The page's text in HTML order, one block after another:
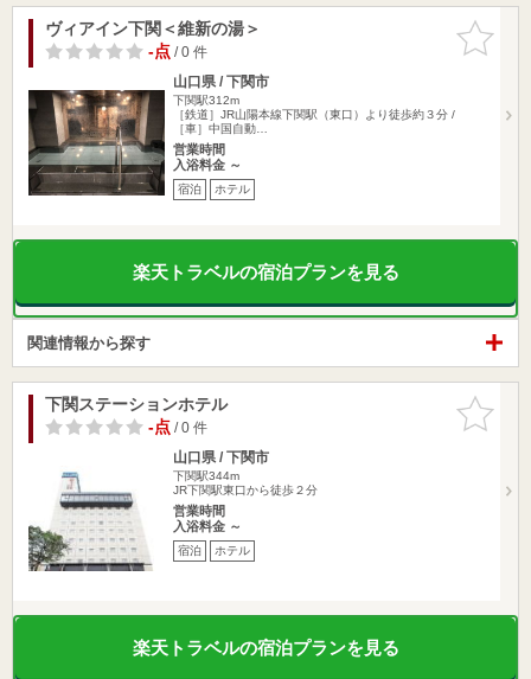
お気に入
りに追加
ヴィアイン下関＜維新の湯＞
-点/ 0 件
山口県 / 下関市
下関駅312m
［鉄道］JR山陽本線下関駅（東口）より徒歩約３分 /
［車］中国自動…
営業時間
入浴料金 ～
宿泊 ホテル
楽天トラベルの宿泊プランを見る
関連情報から探す
お気に入
りに追加
下関ステーションホテル
-点/ 0 件
山口県 / 下関市
下関駅344m
JR下関駅東口から徒歩２分
営業時間
入浴料金 ～
宿泊 ホテル
楽天トラベルの宿泊プランを見る